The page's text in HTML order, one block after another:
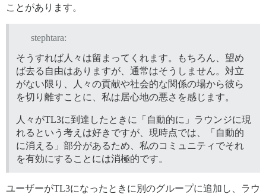
ことがあります。
stephtara:
そうすれば人々は留まってくれます。もちろん、望め
ば去る自由はありますが、通常はそうしません。対立
がない限り、人々の貢献や社会的な関係の場から彼ら
を切り離すことに、私は居心地の悪さを感じます。
人々がTL3に到達したときに「自動的に」ラウンジに現
れるという考えは好きですが、現時点では、「自動的
に消える」部分があるため、私のコミュニティでそれ
を有効にすることには消極的です。
ユーザーがTL3になったときに別のグループに追加し、ラウ